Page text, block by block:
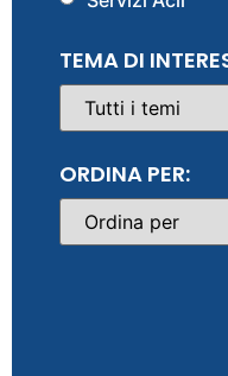
TEMA DI
ORDINA PER: